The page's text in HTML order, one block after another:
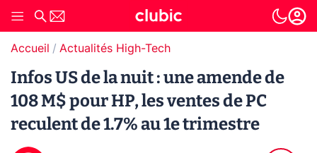
Accueil Actualités High-Tech
Infos US de la nuit : une amende de
108 M$ pour HP, les ventes de PC
reculent de 1.7% au 1e trimestre